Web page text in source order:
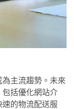
主流趨勢。未來
包括優化網站介
的物流配送服